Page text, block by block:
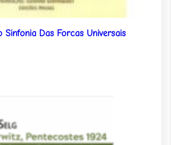
Sinfonia Das Forcas Universais